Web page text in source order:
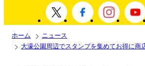
ホーム
ニュース
大濠公園周辺でスタンプを集めてお得に商